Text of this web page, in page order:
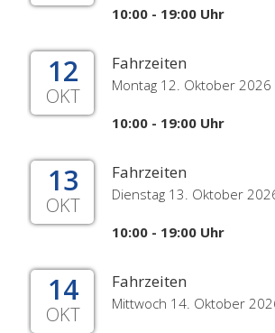
10:00 - 19:00 Uhr
12
OKT
Fahrzeiten
Montag 12. Oktober 2026
10:00 - 19:00 Uhr
13
OKT
Fahrzeiten
Dienstag 13. Oktober
10:00 - 19:00 Uhr
14
OKT
Fahrzeiten
Mittwoch 14. Oktober